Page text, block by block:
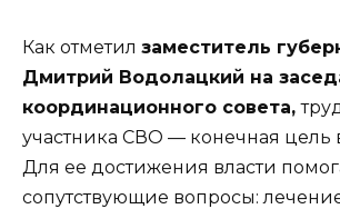
Как отметил заместитель
Дмитрий Водолацкий на
координационного совета,
участника СВО — конечная цель
Для ее достижения власти
сопутствующие вопросы: